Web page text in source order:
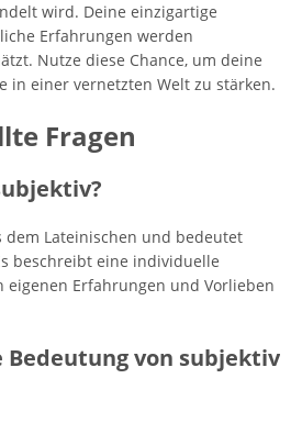
wird. Deine einzigartige
Erfahrungen werden
Nutze diese Chance, um deine
in einer vernetzten Welt zu stärken.
Fragen
dem Lateinischen und bedeutet
beschreibt eine individuelle
eigenen Erfahrungen und Vorlieben
Bedeutung von subjektiv